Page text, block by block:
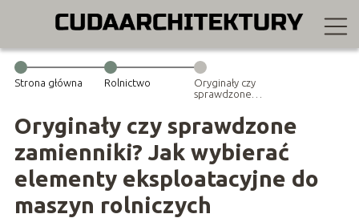
Strona główna Rolnictwo
Oryginały czy
sprawdzone
elementy
do maszyn
rolniczych
Oryginały czy sprawdzone
zamienniki? Jak wybierać
elementy eksploatacyjne do
maszyn rolniczych